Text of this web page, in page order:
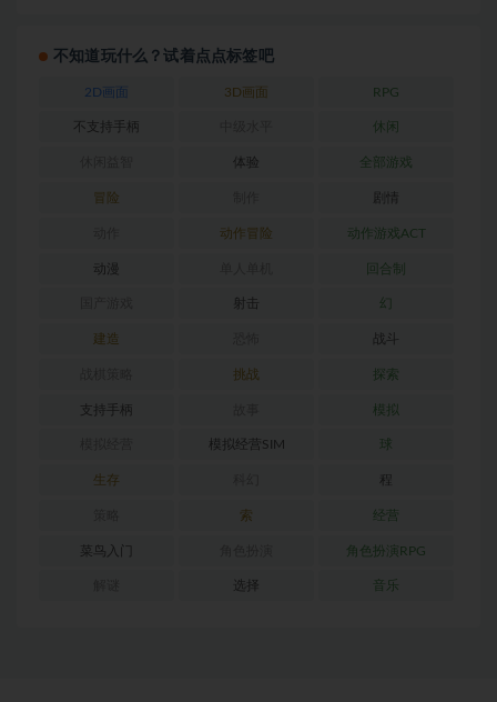
不知道玩什么？试着点点标签吧
2D画面 3D画面 RPG
不支持手柄 休闲
体验 全部游戏
冒险 剧情
动作冒险 动作游戏ACT
动漫 回合制
射击 幻
建造 战斗
挑战 探索
支持手柄 模拟
模拟经营SIM 球
生存 程
索 经营
菜鸟入门 角色扮演RPG
选择 音乐